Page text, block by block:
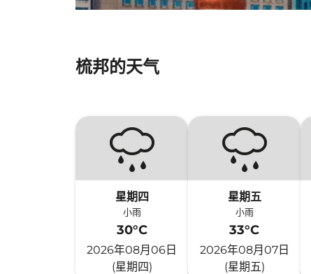
梳邦的天气
星期四
小雨
30°C
2026年08月06日
(星期四)
星期五
小雨
33°C
2026年08月07日
(星期五)